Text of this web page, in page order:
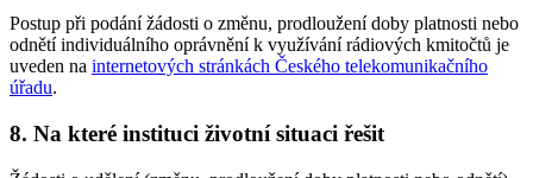
Postup při podání žádosti o změnu, prodloužení doby platnosti nebo
odnětí individuálního oprávnění k využívání rádiových kmitočtů je
uveden na internetových stránkách Českého telekomunikačního
úřadu.
8. Na které instituci životní situaci řešit